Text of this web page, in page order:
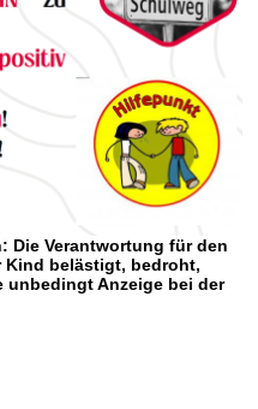
Die Verantwortung für den
Kind belästigt, bedroht,
Anzeige bei der